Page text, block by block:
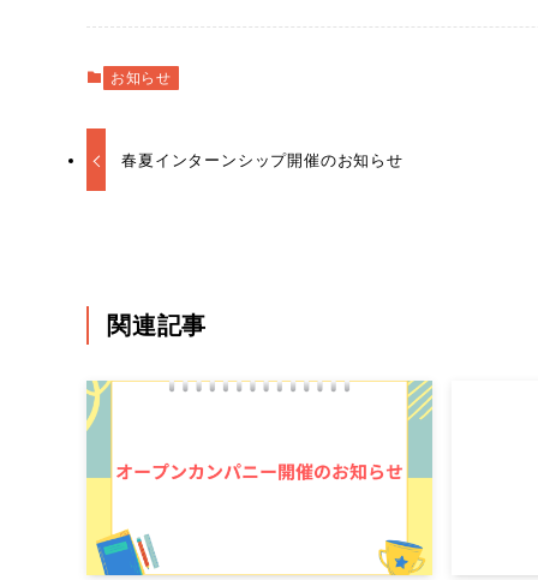
お知らせ
春夏インターンシップ開催のお知らせ
関連記事